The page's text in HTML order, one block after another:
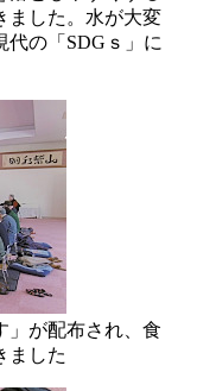
ました。水が大変
代の「SDGｓ」に
」が配布され、食
ました